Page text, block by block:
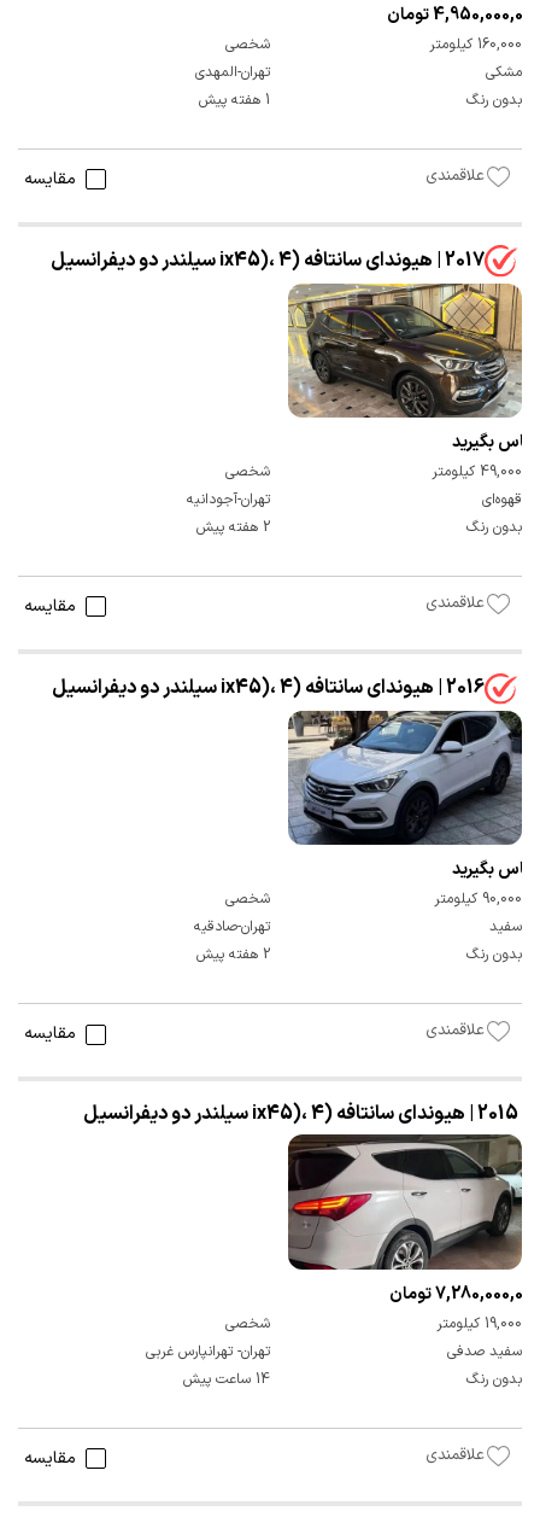
4,950,000,000 تومان
160,000 کیلومتر
شخصی
مشکی
تهران-المهدی
بدون رنگ
1 هفته پیش
علاقمندی مقایسه
2017 | هیوندای سانتافه (ix45)، 4 سیلندر دو دیفرانسیل
تماس بگیرید
49,000 کیلومتر
شخصی
قهوه‌ای
تهران-آجودانیه
بدون رنگ
2 هفته پیش
علاقمندی مقایسه
2016 | هیوندای سانتافه (ix45)، 4 سیلندر دو دیفرانسیل
تماس بگیرید
90,000 کیلومتر
شخصی
سفید
تهران-صادقیه
بدون رنگ
2 هفته پیش
علاقمندی مقایسه
2015 | هیوندای سانتافه (ix45)، 4 سیلندر دو دیفرانسیل
7,280,000,000 تومان
19,000 کیلومتر
شخصی
سفید صدفی
تهران- تهرانپارس غربی
بدون رنگ
14 ساعت پیش
علاقمندی مقایسه